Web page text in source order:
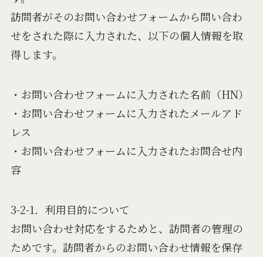
訪問者がそのお問い合わせフォームから問い合わ
せをされた際に入力された、以下の個人情報を取
得します。
・お問い合わせフォームに入力された名前（HN）
・お問い合わせフォームに入力されたメールアド
レス
・お問い合わせフォームに入力されたお問合せ内
容
3-2-1．利用目的について
お問い合わせ対応をするためと、訪問者の管理の
ためです。訪問者からのお問い合わせ情報を保存